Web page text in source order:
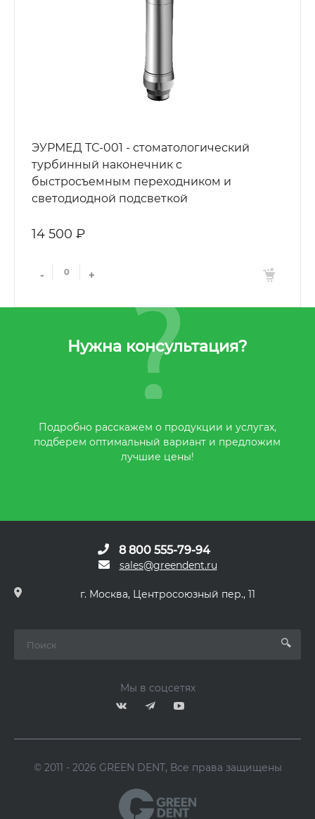
ЭУРМЕД ТС-001 - стоматологический
турбинный наконечник с
быстросъемным переходником и
светодиодной подсветкой
14 500 ₽
- +
Нужна консультация?
Подробно расскажем о продукции и услугах,
подберем оптимальный вариант и предложим
лучшие цены!
8 800 555-79-94
sales@greendent.ru
г. Москва, Центросоюзный пер., 11
Мы в соцсетях
© 2011 - 2026 GREEN DENT, Все права защищены